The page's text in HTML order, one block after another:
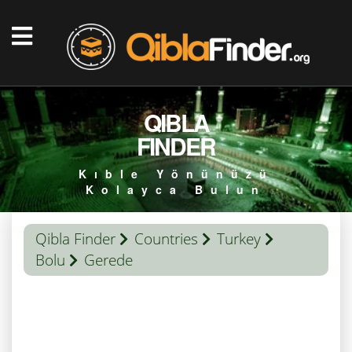
QIBLA
FINDER
Kıble Yönünüzü
Kolayca Bulun
Qibla Finder Countries
Turkey
Bolu
Gerede